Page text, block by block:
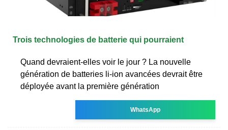
Trois technologies de batterie qui pourraient
Quand devraient-elles voir le jour ? La nouvelle
génération de batteries li-ion avancées devrait être
déployée avant la première génération
WhatsApp